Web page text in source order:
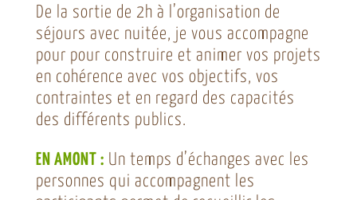
De la sortie de 2h à l’organisation de
séjours avec nuitée, je vous accompagne
pour pour construire et animer vos projets
en cohérence avec vos objectifs, vos
contraintes et en regard des capacités
des différents publics.
EN AMONT : Un temps d’échanges avec les
personnes qui accompagnent les